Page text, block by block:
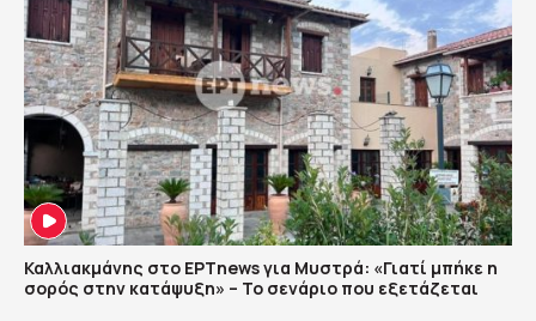
Καλλιακμάνης στο ΕΡΤnews για Μυστρά: «Γιατί μπήκε η
σορός στην κατάψυξη» – Το σενάριο που εξετάζεται